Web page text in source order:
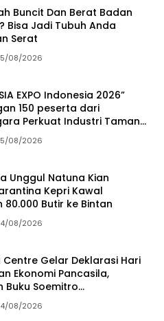
Buncit Dan Berat Badan
Bisa Jadi Tubuh Anda
Serat
08/2026
EXPO Indonesia 2026”
150 peserta dari
Perkuat Industri Taman
Ekosistem Pariwisata di
08/2026
Unggul Natuna Kian
Kepri Kawal
80.000 Butir ke Bintan
08/2026
Gelar Deklarasi Hari
Ekonomi Pancasila,
Buku Soemitro
Anti Penjajahan
Ekonomi Politik Indonesia) &
08/2026